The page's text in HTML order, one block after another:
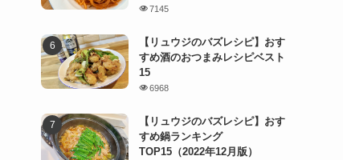
7145
【リュウジのバズレシピ】おす
すめ酒のおつまみレシピベスト
15
6968
【リュウジのバズレシピ】おす
すめ鍋ランキング
TOP15（2022年12月版）